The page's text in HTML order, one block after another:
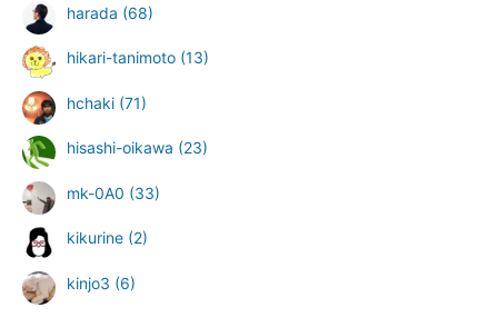
harada (68)
hikari-tanimoto (13)
hchaki (71)
hisashi-oikawa (23)
mk-0A0 (33)
kikurine (2)
kinjo3 (6)